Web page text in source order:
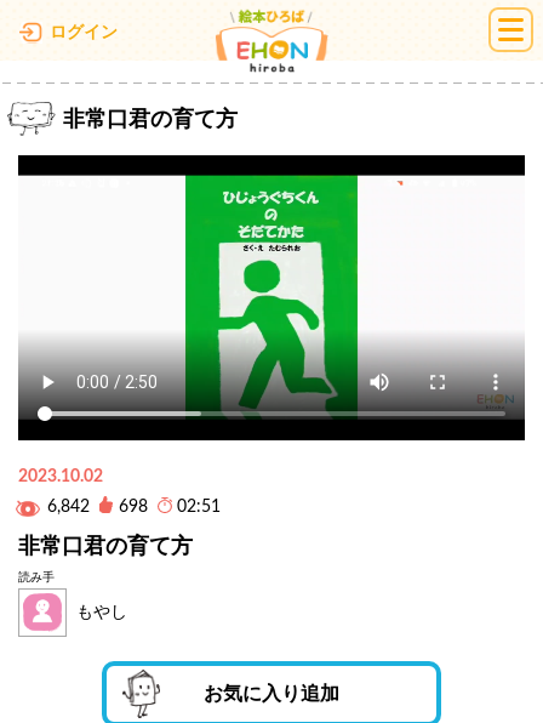
ログイン 絵本ひろば
非常口君の育て方
2023.10.02
6,842
698 02:51
非常口君の育て方
読み手
もやし
お気に入り追加